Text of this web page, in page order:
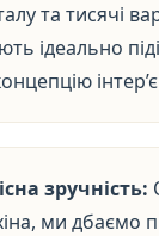
та тисячі
ідеально
зручність:
ми дбаємо